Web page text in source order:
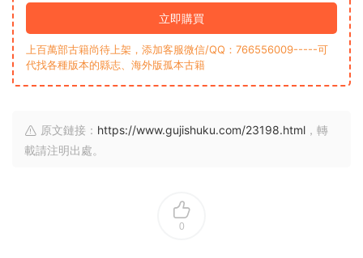
立即購買
上百萬部古籍尚待上架，添加客服微信/QQ：766556009-----可
代找各種版本的縣志、海外版孤本古籍
原文鏈接： https://www.gujishuku.com/23198.html ，轉
載請注明出處。
0